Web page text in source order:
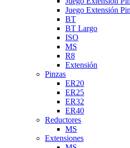
Juego Extensión
BT
BT Largo
ISO
MS
R8
Extensión
Pinzas
ER20
ER25
ER32
ER40
Reductores
MS
Extensiones